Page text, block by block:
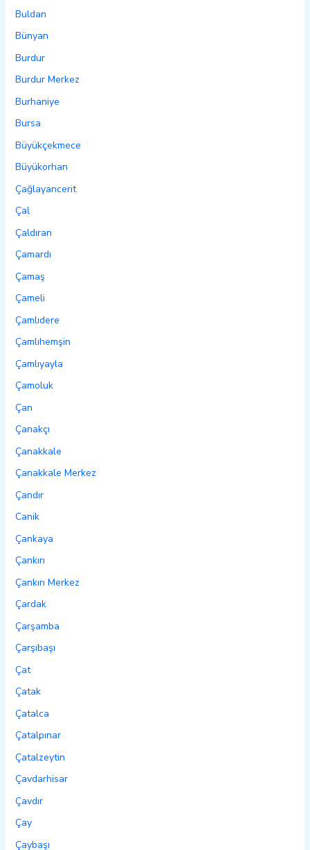
Buldan
Bünyan
Burdur
Burdur Merkez
Burhaniye
Bursa
Büyükçekmece
Büyükorhan
Çağlayancerit
Çal
Çaldıran
Çamardı
Çamaş
Çameli
Çamlıdere
Çamlıhemşin
Çamlıyayla
Çamoluk
Çan
Çanakçı
Çanakkale
Çanakkale Merkez
Çandır
Canik
Çankaya
Çankırı
Çankırı Merkez
Çardak
Çarşamba
Çarşıbaşı
Çat
Çatak
Çatalca
Çatalpınar
Çatalzeytin
Çavdarhisar
Çavdır
Çay
Çaybaşı